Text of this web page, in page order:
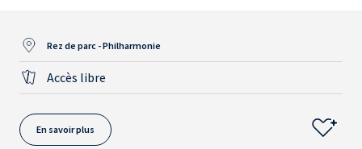
Rez de parc - Philharmonie
Accès libre
En savoir plus